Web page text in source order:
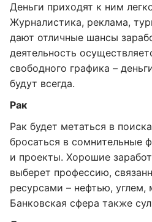
Деньги приходят к ним
Журналистика, реклама,
дают отличные шансы
деятельность
свободного графика –
будут всегда.
Рак
Рак будет метаться в
бросаться в сомнительные
и проекты. Хорошие
выберет профессию,
ресурсами – нефтью, углем,
Банковская сфера также